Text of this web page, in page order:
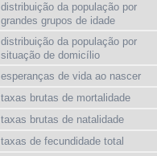
distribuição da população por
grandes grupos de idade
distribuição da população por
situação de domicílio
esperanças de vida ao nascer
taxas brutas de mortalidade
taxas brutas de natalidade
taxas de fecundidade total